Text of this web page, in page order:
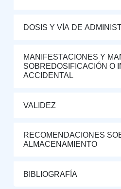
DOSIS Y VÍA DE
MANIFESTACIONES Y
SOBREDOSIFICACIÓN O
ACCIDENTAL
VALIDEZ
RECOMENDACIONES
ALMACENAMIENTO
BIBLIOGRAFÍA